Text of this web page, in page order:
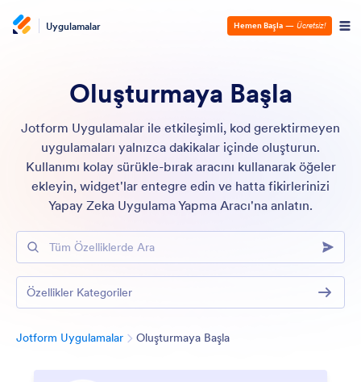
Uygulamalar Hemen Başla — Ücretsiz!
Oluşturmaya Başla
Jotform Uygulamalar ile etkileşimli, kod gerektirmeyen
uygulamaları yalnızca dakikalar içinde oluşturun.
Kullanımı kolay sürükle-bırak aracını kullanarak öğeler
ekleyin, widget'lar entegre edin ve hatta fikirlerinizi
Yapay Zeka Uygulama Yapma Aracı'na anlatın.
Tüm Özelliklerde Ara
Jotform Uygulamalar Oluşturmaya BaşlaKategori
Özellikler Kategoriler